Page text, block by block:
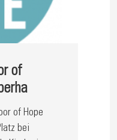
of
of Hope
bei